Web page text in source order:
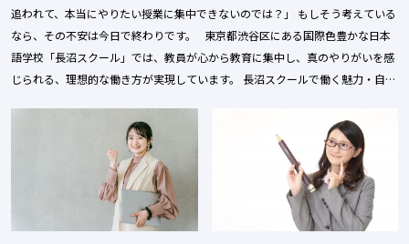
追われて、本当にやりたい授業に集中できないのでは？」 もしそう考えている
なら、その不安は今日で終わりです。 東京都渋谷区にある国際色豊かな日本
語学校「長沼スクール」では、教員が心から教育に集中し、真のやりがいを感
じられる、理想的な働き方が実現しています。 長沼スクールで働く魅力・自分
1. 「教師の仕事＝雑務に追われる」を覆す！長沼スクール３つの魅力 【教員
が最高のパフォーマンスを発揮できるように】長沼スクールでは、教育以外の
負担を徹底的に排除し、先生の時間を学習者の成長のために使える環境を整備
岐にわたりますが、長沼スクールでは授業以外の事務作業や管理業務を専門の